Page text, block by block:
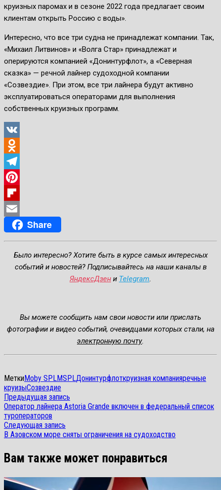
круизных паромах и в сезоне 2022 года предлагает своим
клиентам открыть Россию с воды».
Интересно, что все три судна не принадлежат компании. Так,
«Михаил Литвинов» и «Волга Стар» принадлежат и
оперируются компанией «Донинтурфлот», а «Северная
сказка» — речной лайнер судоходной компании
«Созвездие». При этом, все три лайнера будут активно
эксплуатироваться операторами для выполнения
собственных круизных программ.
VK
Odnoklassniki
Telegram
Pinterest
Flipboard
Email
Share
Было интересно? Хотите быть в курсе самых интересных
событий и новостей? Подписывайтесь на наши каналы в
ЯндексДзен и Telegram.
Вы можете сообщить нам свои новости или прислать
фотографии и видео событий, очевидцами которых стали, на
электронную почту.
МеткиMoby SPLMSPLДонинтурфлоткруизная компанияречные
круизыСозвездие
Навигация
по
записям
Предыдущая запись
запись:
Оператор лайнера Astoria Grande включен в федеральный список
туроператоров
Следующая запись
запись:
В Азовском море сняты ограничения на судоходство
Вам также может понравиться